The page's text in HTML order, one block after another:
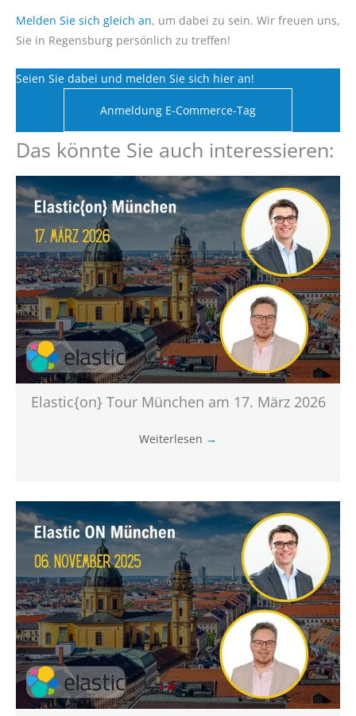
Melden Sie sich gleich an, um dabei zu sein. Wir freuen uns,
Sie in Regensburg persönlich zu treffen!
Seien Sie dabei und melden Sie sich hier an!
Anmeldung E-Commerce-Tag
Das könnte Sie auch interessieren:
Elastic{on} Tour München am 17. März 2026
Weiterlesen →